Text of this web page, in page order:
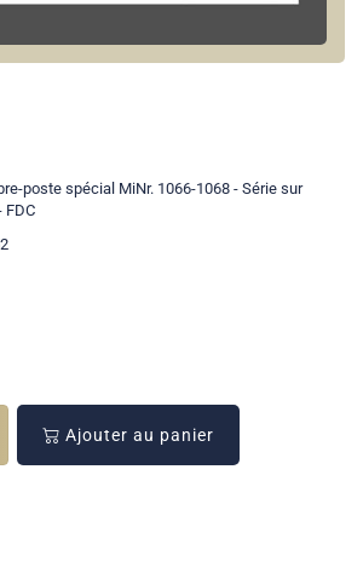
poste spécial MiNr. 1066-1068 - Série sur
FDC
Ajouter au panier